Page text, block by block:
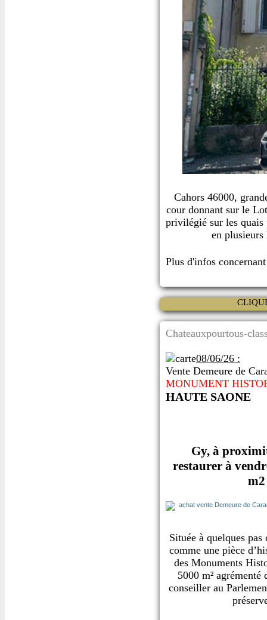
Cahors 46000,
cour donnant sur le
privilégié sur les quais
en plusieurs
Plus d'infos
Chateauxpourtous-
08/06/26 :
Vente Demeure de
MONUMENT
HAUTE SAONE
Gy, à
restaurer à
Située à quelques
comme une pièce
des Monuments
5000 m²
conseiller au